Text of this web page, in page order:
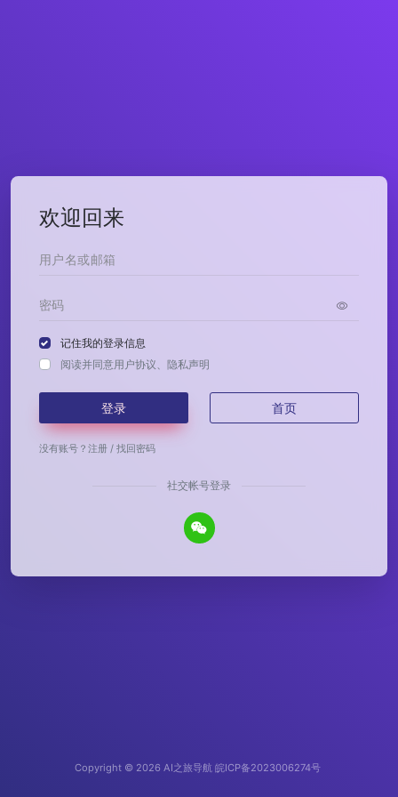
欢迎回来
记住我的登录信息
阅读并同意用户协议 隐私声明
登录 首页
没有账号？ 注册 / 找回密码
社交帐号登录
Copyright © 2026 AI之旅导航 皖ICP备2023006274号